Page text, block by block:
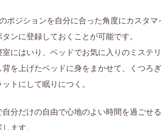
ポジションを自分に合った角度にカスタ
ンに登録しておくことが可能です。
にはいり、ベッドでお気に入りのミステ
を上げたベッドに身をまかせて、くつろ
トにして眠りにつく。
自分だけの自由で心地のよい時間を過ごせ
ます。